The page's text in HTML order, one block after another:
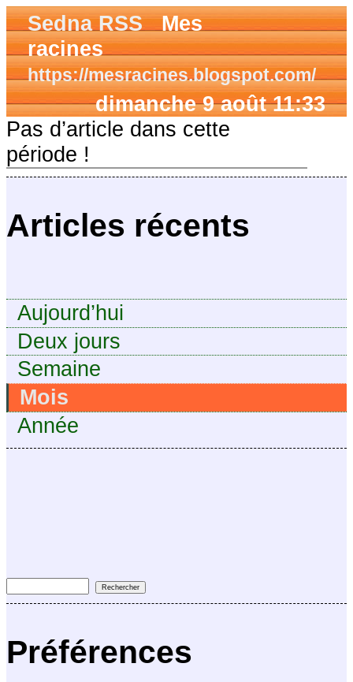
Sedna RSSMes
racines
https://mesracines.blogspot.com/
dimanche 9 août 11:33
Articles récents
Aujourd’hui
Deux jours
Semaine
Mois
Année
Préférences
Pas d’article dans cette
période !